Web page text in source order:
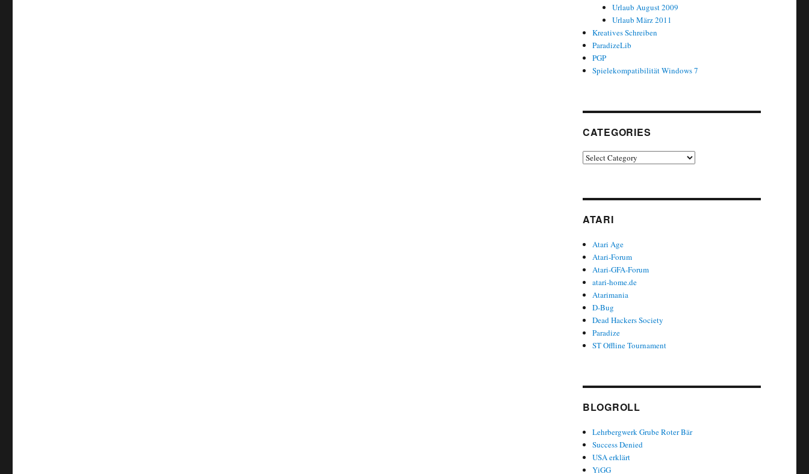
Urlaub August 2009
Urlaub März 2011
Kreatives Schreiben
ParadizeLib
PGP
Spielekompatibilität Windows 7
CATEGORIES
Categories
ATARI
Atari Age
Atari-Forum
Atari-GFA-Forum
atari-home.de
Atarimania
D-Bug
Dead Hackers Society
Paradize
ST Offline Tournament
BLOGROLL
Lehrbergwerk Grube Roter Bär
Success Denied
USA erklärt
YiGG